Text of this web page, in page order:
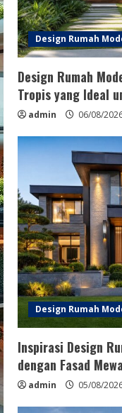
Design Rumah
Design Rumah
Tropis yang Ideal
admin 06/08/
Design Rumah
Inspirasi Design
dengan Fasad
admin 05/08/